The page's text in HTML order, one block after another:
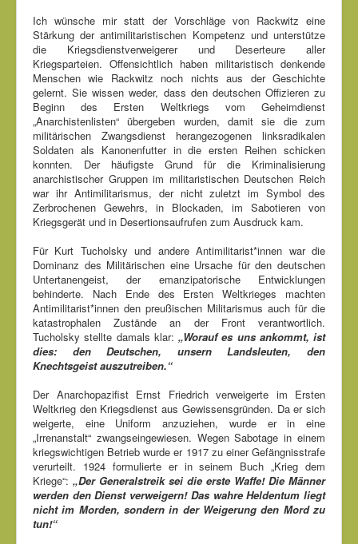
Ich wünsche mir statt der Vorschläge von Rackwitz eine
Stärkung der antimilitaristischen Kompetenz und unterstütze
die Kriegsdienstverweigerer und Deserteure aller
Kriegsparteien. Offensichtlich haben militaristisch denkende
Menschen wie Rackwitz noch nichts aus der Geschichte
gelernt. Sie wissen weder, dass den deutschen Offizieren zu
Beginn des Ersten Weltkriegs vom Geheimdienst
„Anarchistenlisten“ übergeben wurden, damit sie die zum
militärischen Zwangsdienst herangezogenen linksradikalen
Soldaten als Kanonenfutter in die ersten Reihen schicken
konnten. Der häufigste Grund für die Kriminalisierung
anarchistischer Gruppen im militaristischen Deutschen Reich
war ihr Antimilitarismus, der nicht zuletzt im Symbol des
Zerbrochenen Gewehrs, in Blockaden, im Sabotieren von
Kriegsgerät und in Desertionsaufrufen zum Ausdruck kam.
Für Kurt Tucholsky und andere Antimilitarist*innen war die
Dominanz des Militärischen eine Ursache für den deutschen
Untertanengeist, der emanzipatorische Entwicklungen
behinderte. Nach Ende des Ersten Weltkrieges machten
Antimilitarist*innen den preußischen Militarismus auch für die
katastrophalen Zustände an der Front verantwortlich.
Tucholsky stellte damals klar: „Worauf es uns ankommt, ist
dies: den Deutschen, unsern Landsleuten, den
Knechtsgeist auszutreiben.“
Der Anarchopazifist Ernst Friedrich verweigerte im Ersten
Weltkrieg den Kriegsdienst aus Gewissensgründen. Da er sich
weigerte, eine Uniform anzuziehen, wurde er in eine
„Irrenanstalt“ zwangseingewiesen. Wegen Sabotage in einem
kriegswichtigen Betrieb wurde er 1917 zu einer Gefängnisstrafe
verurteilt. 1924 formulierte er in seinem Buch „Krieg dem
Kriege“: „Der Generalstreik sei die erste Waffe! Die Männer
werden den Dienst verweigern! Das wahre Heldentum liegt
nicht im Morden, sondern in der Weigerung den Mord zu
tun!“